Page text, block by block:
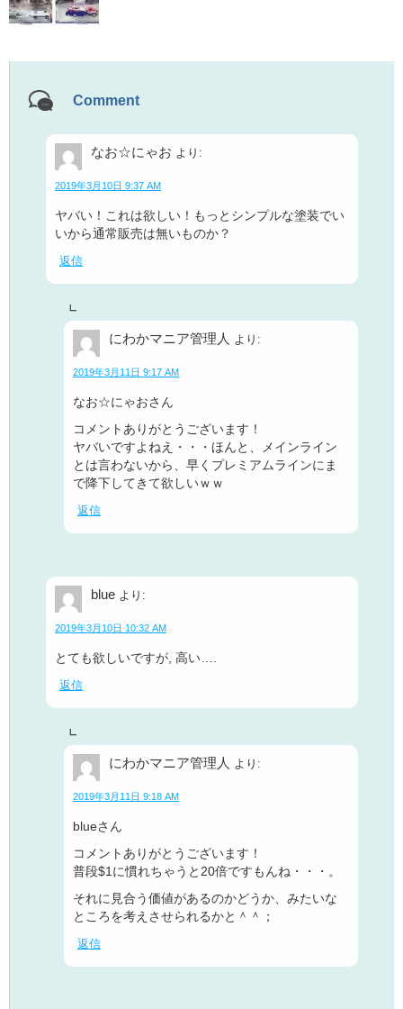
Comment
なお☆にゃお より:
2019年3月10日 9:37 AM
ヤバい！これは欲しい！もっとシンプルな塗装でい
いから通常販売は無いものか？
返信
にわかマニア管理人 より:
2019年3月11日 9:17 AM
なお☆にゃおさん
コメントありがとうございます！
ヤバいですよねえ・・・ほんと、メインライン
とは言わないから、早くプレミアムラインにま
で降下してきて欲しいｗｗ
返信
blue より:
2019年3月10日 10:32 AM
とても欲しいですが, 高い….
返信
にわかマニア管理人 より:
2019年3月11日 9:18 AM
blueさん
コメントありがとうございます！
普段$1に慣れちゃうと20倍ですもんね・・・。
それに見合う価値があるのかどうか、みたいな
ところを考えさせられるかと＾＾；
返信